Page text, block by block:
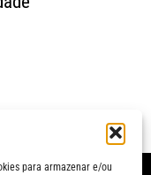
para armazenar e/ou